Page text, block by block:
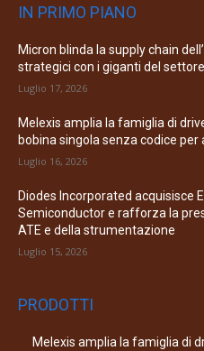
IN PRIMO PIANO
Micron blinda la supply chain
strategici con i giganti del settore
Luglio 17, 2026
Melexis amplia la famiglia di
bobina singola senza codice per
Luglio 16, 2026
Diodes Incorporated acquisisce
Semiconductor e rafforza la
ATE e della strumentazione
Luglio 15, 2026
PRODOTTI
Melexis amplia la famiglia di